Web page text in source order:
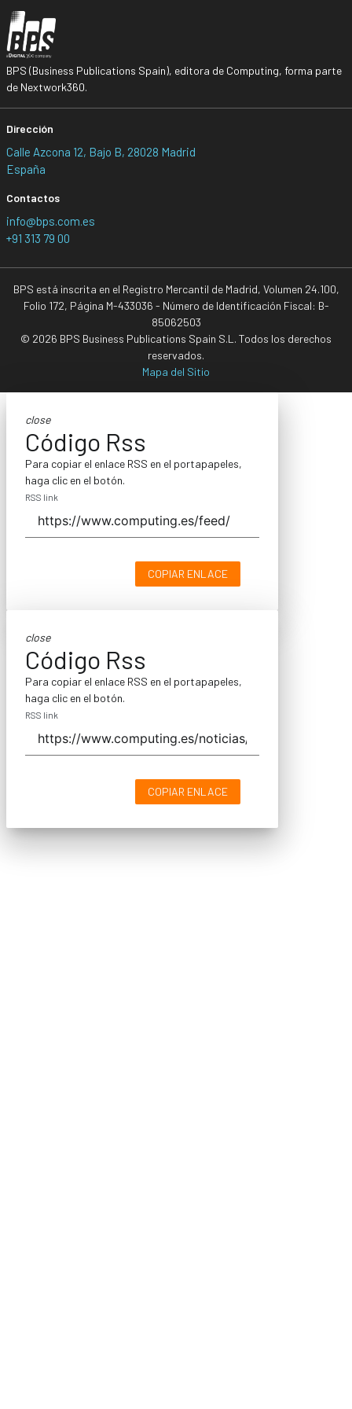
BPS (Business Publications Spain), editora de Computing, forma parte
de Nextwork360.
Dirección
Calle Azcona 12, Bajo B, 28028 Madrid
España
Contactos
info@bps.com.es
+91 313 79 00
BPS está inscrita en el Registro Mercantil de Madrid, Volumen 24.100,
Folio 172, Página M-433036 - Número de Identificación Fiscal: B-
85062503
© 2026 BPS Business Publications Spain S.L. Todos los derechos
reservados.
Mapa del Sitio
close
Código Rss
Para copiar el enlace RSS en el portapapeles,
haga clic en el botón.
RSS link
COPIAR ENLACE
close
Código Rss
Para copiar el enlace RSS en el portapapeles,
haga clic en el botón.
RSS link
COPIAR ENLACE